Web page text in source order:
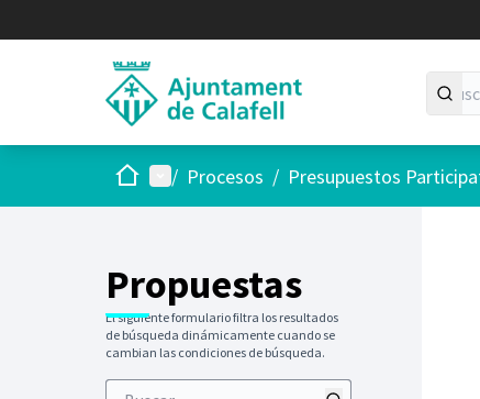
InicioMenú principal
/ Procesos / Presupuestos
Propuestas
El siguiente formulario filtra los resultados
de búsqueda dinámicamente cuando se
cambian las condiciones de búsqueda.